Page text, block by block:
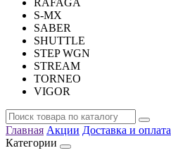
RAFAGA
S-MX
SABER
SHUTTLE
STEP WGN
STREAM
TORNEO
VIGOR
Главная Акции Доставка и оплата
Категории